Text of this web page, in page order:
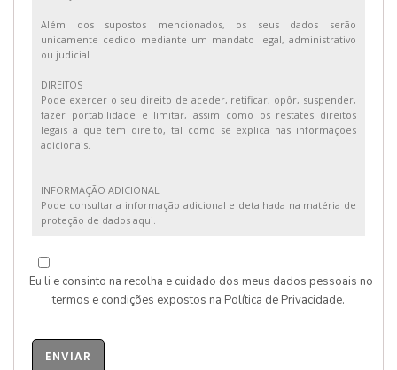
Além dos supostos mencionados, os seus dados serão
unicamente cedido mediante um mandato legal, administrativo
ou judicial
DIREITOS
Pode exercer o seu direito de aceder, retificar, opôr, suspender,
fazer portabilidade e limitar, assim como os restates direitos
legais a que tem direito, tal como se explica nas informações
adicionais.
INFORMAÇÃO ADICIONAL
Pode consultar a informação adicional e detalhada na matéria de
proteção de dados aqui.
Eu li e consinto na recolha e cuidado dos meus dados pessoais no
termos e condições expostos na Política de Privacidade.
ENVIAR